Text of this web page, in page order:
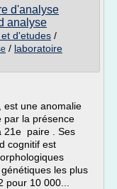
d'analyse
analyse
d'etudes /
/ laboratoire
est une anomalie
par la présence
21e paire . Ses
cognitif est
les plus
10 000...